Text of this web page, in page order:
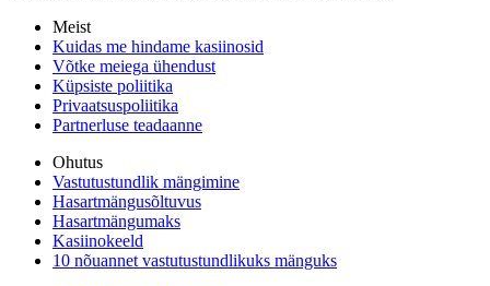
Meist
Kuidas me hindame kasiinosid
Võtke meiega ühendust
Küpsiste poliitika
Privaatsuspoliitika
Partnerluse teadaanne
Ohutus
Vastutustundlik mängimine
Hasartmängusõltuvus
Hasartmängumaks
Kasiinokeeld
10 nõuannet vastutustundlikuks mänguks